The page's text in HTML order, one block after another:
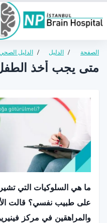
الصفحة
/ الدليل
الصحي
/ الدليل
للأطفال
متى يجب أخذ
ما هي السلوكيات التي
على طبيب نفسي؟ قالت
والمراهقين في مركز